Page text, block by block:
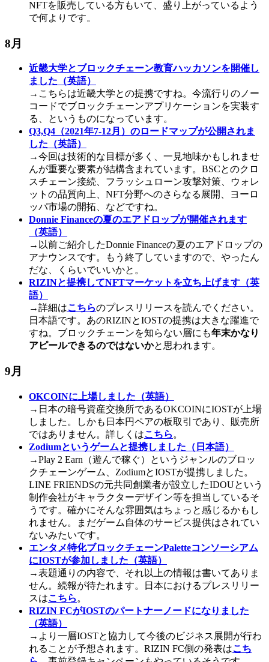
NFTを販売している方もいて、盛り上がっているよう
で何よりです。
8月
近畿大学とブロックチェーン教育ハッカソンを開催し
ました（英語）
→こちらは近畿大学との提携ですね。今流行りのノー
コードでブロックチェーンアプリケーションを実装す
る、というものになっています。
Q3,Q4（2021年7-12月）のロードマップが公開されま
した（英語）
→今回は技術的な目標が多く、一見地味かもしれませ
んが重要な要素が結構含まれています。BSCとのクロ
スチェーン接続、フラッシュローン攻撃対策、ウォレ
ットの品質向上、NFT分野へのさらなる展開、ヨーロ
ッパ市場の開拓、などですね。
Donnie Financeの夏のエアドロップが開催されます
（英語）
→以前ご紹介したDonnie Financeの夏のエアドロップの
アナウンスです。もう終了していますので、やったん
だな、くらいでいいかと。
RIZINと提携してNFTマーケットを立ち上げます（英
語）
→詳細はこちらのプレスリリースを読んでください。
日本語です。あのRIZINとIOSTの提携は大きな躍進で
すね。ブロックチェーンを知らない層にも年末かなり
アピールできるのではないかと思われます。
9月
OKCOINに上場しました（英語）
→日本の暗号資産交換所であるOKCOINにIOSTが上場
しました。しかも日本円ペアの板取引であり、販売所
ではありません。詳しくはこちら 。
Zodiumというゲームと提携しました（日本語）
→Play 2 Earn（遊んで稼ぐ）というジャンルのブロッ
クチェーンゲーム、ZodiumとIOSTが提携しました。
LINE FRIENDSの元共同創業者が設立したIDOUという
制作会社がキャラクターデザイン等を担当しているそ
うです。確かにそんな雰囲気はちょっと感じるかもし
れません。まだゲーム自体のサービス提供はされてい
ないみたいです。
エンタメ特化ブロックチェーンPaletteコンソーシアム
にIOSTが参加しました（英語）
→表題通りの内容で、それ以上の情報は書いてありま
せん。続報が待たれます。日本におけるプレスリリー
スはこちら 。
RIZIN FCがIOSTのパートナーノードになりました
（英語）
→より一層IOSTと協力して今後のビジネス展開が行わ
れることが予想されます。RIZIN FC側の発表はこち